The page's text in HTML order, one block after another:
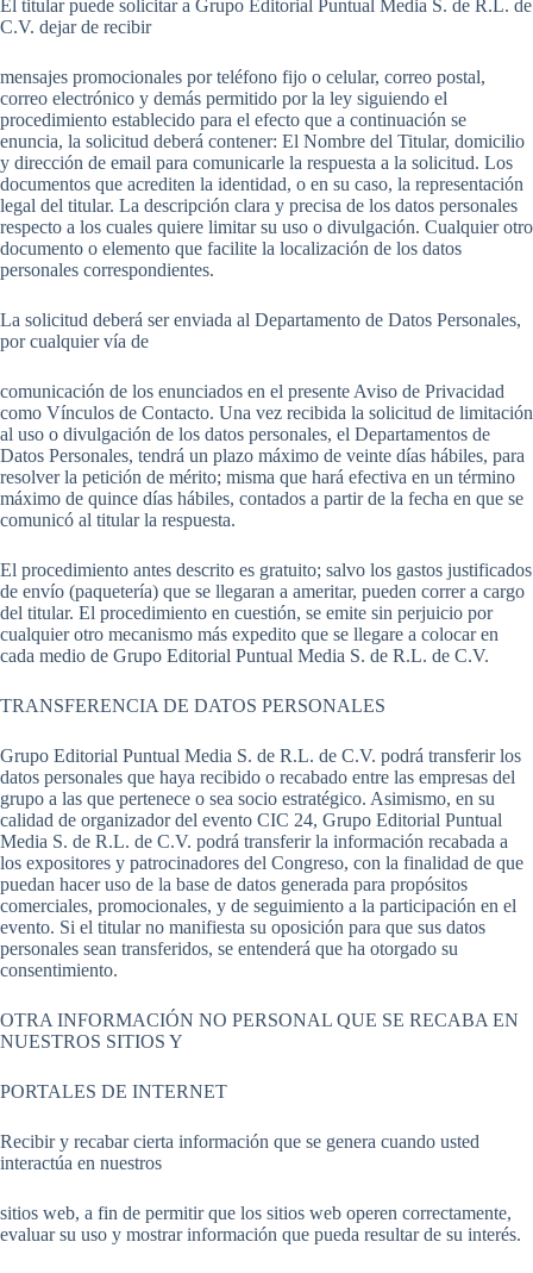
El titular puede solicitar a Grupo Editorial Puntual Media S. de R.L. de
C.V. dejar de recibir
mensajes promocionales por teléfono fijo o celular, correo postal,
correo electrónico y demás permitido por la ley siguiendo el
procedimiento establecido para el efecto que a continuación se
enuncia, la solicitud deberá contener: El Nombre del Titular, domicilio
y dirección de email para comunicarle la respuesta a la solicitud. Los
documentos que acrediten la identidad, o en su caso, la representación
legal del titular. La descripción clara y precisa de los datos personales
respecto a los cuales quiere limitar su uso o divulgación. Cualquier otro
documento o elemento que facilite la localización de los datos
personales correspondientes.
La solicitud deberá ser enviada al Departamento de Datos Personales,
por cualquier vía de
comunicación de los enunciados en el presente Aviso de Privacidad
como Vínculos de Contacto. Una vez recibida la solicitud de limitación
al uso o divulgación de los datos personales, el Departamentos de
Datos Personales, tendrá un plazo máximo de veinte días hábiles, para
resolver la petición de mérito; misma que hará efectiva en un término
máximo de quince días hábiles, contados a partir de la fecha en que se
comunicó al titular la respuesta.
El procedimiento antes descrito es gratuito; salvo los gastos justificados
de envío (paquetería) que se llegaran a ameritar, pueden correr a cargo
del titular. El procedimiento en cuestión, se emite sin perjuicio por
cualquier otro mecanismo más expedito que se llegare a colocar en
cada medio de Grupo Editorial Puntual Media S. de R.L. de C.V.
TRANSFERENCIA DE DATOS PERSONALES
Grupo Editorial Puntual Media S. de R.L. de C.V. podrá transferir los
datos personales que haya recibido o recabado entre las empresas del
grupo a las que pertenece o sea socio estratégico. Asimismo, en su
calidad de organizador del evento CIC 24, Grupo Editorial Puntual
Media S. de R.L. de C.V. podrá transferir la información recabada a
los expositores y patrocinadores del Congreso, con la finalidad de que
puedan hacer uso de la base de datos generada para propósitos
comerciales, promocionales, y de seguimiento a la participación en el
evento. Si el titular no manifiesta su oposición para que sus datos
personales sean transferidos, se entenderá que ha otorgado su
consentimiento.
OTRA INFORMACIÓN NO PERSONAL QUE SE RECABA EN
NUESTROS SITIOS Y
PORTALES DE INTERNET
Recibir y recabar cierta información que se genera cuando usted
interactúa en nuestros
sitios web, a fin de permitir que los sitios web operen correctamente,
evaluar su uso y mostrar información que pueda resultar de su interés.